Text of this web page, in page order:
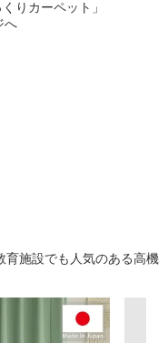
りカーペット」
育施設でも人気のある高機